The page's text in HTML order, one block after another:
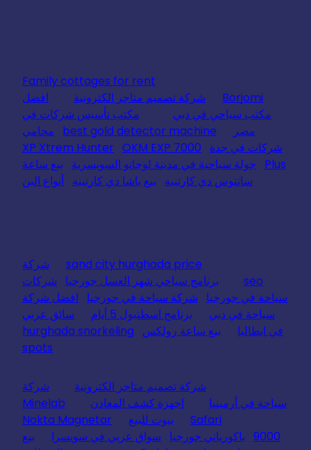
Family cottages for rent
Borjomi
شركة تصميم متاجر الكترونية
افضل
مكتب سياحي في دبي
مكتب تأسيس شركات في
مصر
best gold detector machine
محامي
شركات في جدة
XP Xtrem Hunter OKM EXP 7000
Plus
جولة سياحية في مدينة لوجانو السويسرية
بيع ساعة
سانتوس دي كارتييه
بيع باشا دي كارتييه أنواع البن
sand city hurghada price
شركة
seo
برنامج سياحي شهر العسل جورجيا
شركات
سياحة في جورجيا
شركة سياحة في جورجيا
افضل شركة
سياحة في دبي
برنامج اسطنبول 5 أيام
سائق عربي
في ايطاليا
بيع ساعة رولكس
hurghada snorkeling
spots
شركة تصميم متاجر الكترونية
شركة
سياحة في أرمينيا
اجهزة كشف المعادن
Minelab
Safari
بيوت للبيع
Nokta Magnetar
9000 باكورياني جورجيا سواق عربي في سويسرا
بيع